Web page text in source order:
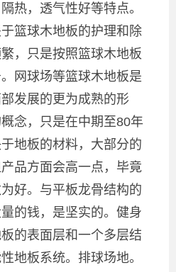
热，透气性好等特点。
篮球木地板的护理和除
，只是按照篮球木地板
网球场等篮球木地板是
发展的更为成熟的形
念，只是在中期至80年
地板的材料，大部分的
品方面会高一点，毕竟
好。与平板龙骨结构的
的钱，是坚实的。健身
的表面层和一个多层结
地板系统。排球场地。